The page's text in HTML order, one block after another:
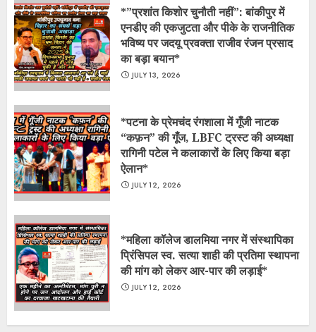
*​”प्रशांत किशोर चुनौती नहीं”: बांकीपुर में
एनडीए की एकजुटता और पीके के राजनीतिक
भविष्य पर जदयू प्रवक्ता राजीव रंजन प्रसाद
का बड़ा बयान*
JULY 13, 2026
*​पटना के प्रेमचंद रंगशाला में गूँजी नाटक
“कफ़न” की गूँज, LBFC ट्रस्ट की अध्यक्षा
रागिनी पटेल ने कलाकारों के लिए किया बड़ा
ऐलान*
JULY 12, 2026
*महिला कॉलेज डालमिया नगर में संस्थापिका
प्रिंसिपल स्व. सत्या शाही की प्रतिमा स्थापना
की मांग को लेकर आर-पार की लड़ाई*
JULY 12, 2026